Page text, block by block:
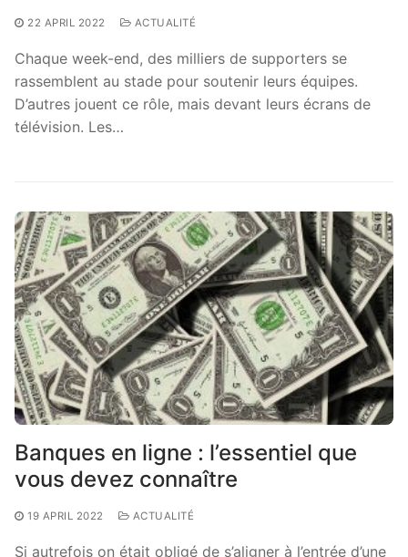
22 APRIL 2022 ACTUALITÉ
Chaque week-end, des milliers de supporters se
rassemblent au stade pour soutenir leurs équipes.
D’autres jouent ce rôle, mais devant leurs écrans de
télévision. Les…
Banques en ligne : l’essentiel que
vous devez connaître
19 APRIL 2022 ACTUALITÉ
Si autrefois on était obligé de s’aligner à l’entrée d’une